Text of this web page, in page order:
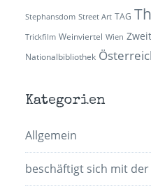
Stephansdom Street Art TAG
Trickfilm Weinviertel Wien
Nationalbibliothek
Kategorien
Allgemein
beschäftigt sich mit